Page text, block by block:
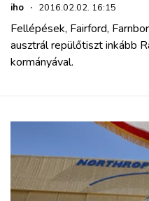
iho · 2016.02.02. 16:15
Fellépések, Fairford,
ausztrál repülőtiszt inkább
kormányával.